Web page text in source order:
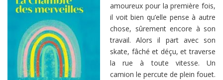
amoureux pour la première fois,
il voit bien qu’elle pense à autre
chose, sûrement encore à son
travail. Alors il part avec son
skate, fâché et déçu, et traverse
la rue à toute vitesse. Un
camion le percute de plein fouet.